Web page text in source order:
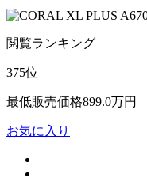
閲覧ランキング
375位
最低販売価格899.0万円
お気に入り